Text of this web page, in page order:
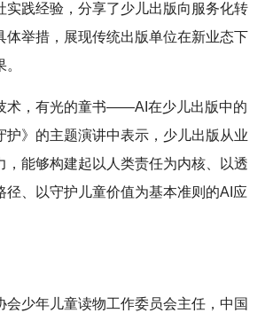
实践经验，分享了少儿出版向服务化转
体举措，展现传统出版单位在新业态下
术，有光的童书——AI在少儿出版中的
护》的主题演讲中表示，少儿出版从业
，能够构建起以人类责任为内核、以透
径、以守护儿童价值为基本准则的AI应
会少年儿童读物工作委员会主任，中国